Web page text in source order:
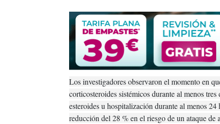
Los investigadores observaron el momento en
corticosteroides sistémicos durante al menos
esteroides u hospitalización durante al menos 24
reducción del 28 % en el riesgo de un ataque de